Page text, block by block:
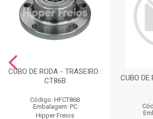
CUBO DE RODA - TRASEIRO :
CT86B
Código: HFCT86B
Embalagem: PC
Hipper Freios
CUBO DE